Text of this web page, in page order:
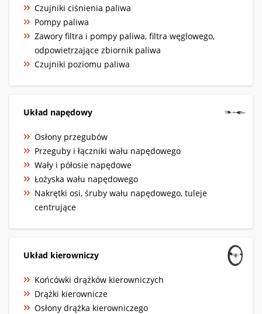
Czujniki ciśnienia paliwa
Pompy paliwa
Zawory filtra i pompy paliwa, filtra węglowego,
odpowietrzające zbiornik paliwa
Czujniki poziomu paliwa
Układ napędowy
Osłony przegubów
Przeguby i łączniki wału napędowego
Wały i półosie napędowe
Łożyska wału napędowego
Nakrętki osi, śruby wału napędowego, tuleje
centrujące
Układ kierowniczy
Końcówki drążków kierowniczych
Drążki kierownicze
Osłony drążka kierowniczego